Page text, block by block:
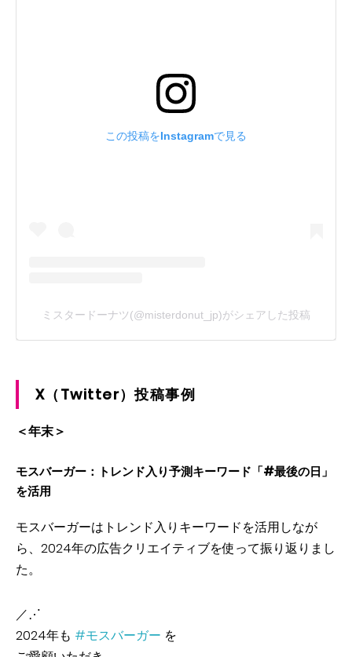
この投稿をInstagramで見る
ミスタードーナツ(@misterdonut_jp)がシェアした投稿
X（Twitter）投稿事例
＜年末＞
モスバーガー：トレンド入り予測キーワード「#最後の日」
を活用
モスバーガーはトレンド入りキーワードを活用しなが
ら、2024年の広告クリエイティブを使って振り返りまし
た。
／⋰
2024年も #モスバーガー を